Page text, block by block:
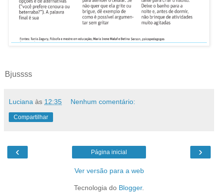
Bjussss
Luciana às 12:35 Nenhum comentário:
Compartilhar
‹ ›
Página inicial
Ver versão para a web
Tecnologia do Blogger.